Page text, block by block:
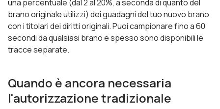
una percentuale (dal 2 al 20%, a seconda di quanto del
brano originale utilizzi) dei guadagni del tuo nuovo brano
con i titolari dei diritti originali. Puoi campionare fino a 60
secondi da qualsiasi brano e spesso sono disponibili le
tracce separate.
Quando è ancora necessaria
l'autorizzazione tradizionale